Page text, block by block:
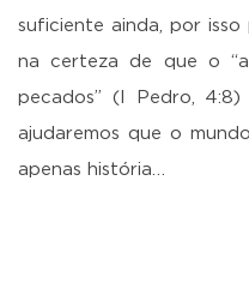
suficiente ainda, por
na certeza de que o
pecados” (I Pedro, 4:8)
ajudaremos que o
apenas história…